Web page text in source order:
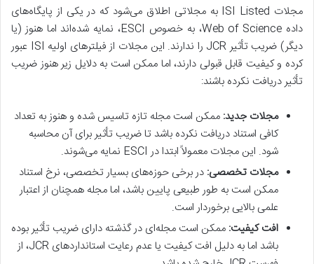
مجلات ISI Listed به مجلاتی اطلاق می‌شود که در یکی از پایگاه‌های
داده Web of Science، به خصوص ESCI، نمایه شده‌اند اما هنوز (یا
دیگر) ضریب تأثیر JCR را ندارند. این مجلات از فیلترهای اولیه ISI عبور
کرده و کیفیت قابل قبولی دارند، اما ممکن است به دلایل زیر هنوز ضریب
تأثیر دریافت نکرده باشند:
مجلات جدید: ممکن است مجله تازه تاسیس شده و هنوز به تعداد
کافی استناد دریافت نکرده باشد تا ضریب تأثیر برای آن محاسبه
شود. این مجلات معمولاً ابتدا در ESCI نمایه می‌شوند.
مجلات تخصصی: در برخی حوزه‌های بسیار تخصصی، نرخ استناد
ممکن است به طور طبیعی پایین باشد، اما مجله همچنان از اعتبار
علمی بالایی برخوردار است.
افت کیفیت: ممکن است مجله‌ای در گذشته دارای ضریب تأثیر بوده
باشد اما به دلیل افت کیفیت یا عدم رعایت استانداردهای JCR، از